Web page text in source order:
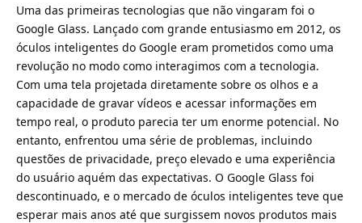
Uma das primeiras tecnologias que não vingaram foi o
Google Glass. Lançado com grande entusiasmo em 2012, os
óculos inteligentes do Google eram prometidos como uma
revolução no modo como interagimos com a tecnologia.
Com uma tela projetada diretamente sobre os olhos e a
capacidade de gravar vídeos e acessar informações em
tempo real, o produto parecia ter um enorme potencial. No
entanto, enfrentou uma série de problemas, incluindo
questões de privacidade, preço elevado e uma experiência
do usuário aquém das expectativas. O Google Glass foi
descontinuado, e o mercado de óculos inteligentes teve que
esperar mais anos até que surgissem novos produtos mais